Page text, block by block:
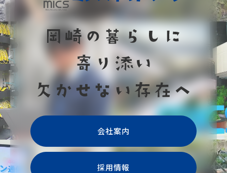
会社案内
採用情報